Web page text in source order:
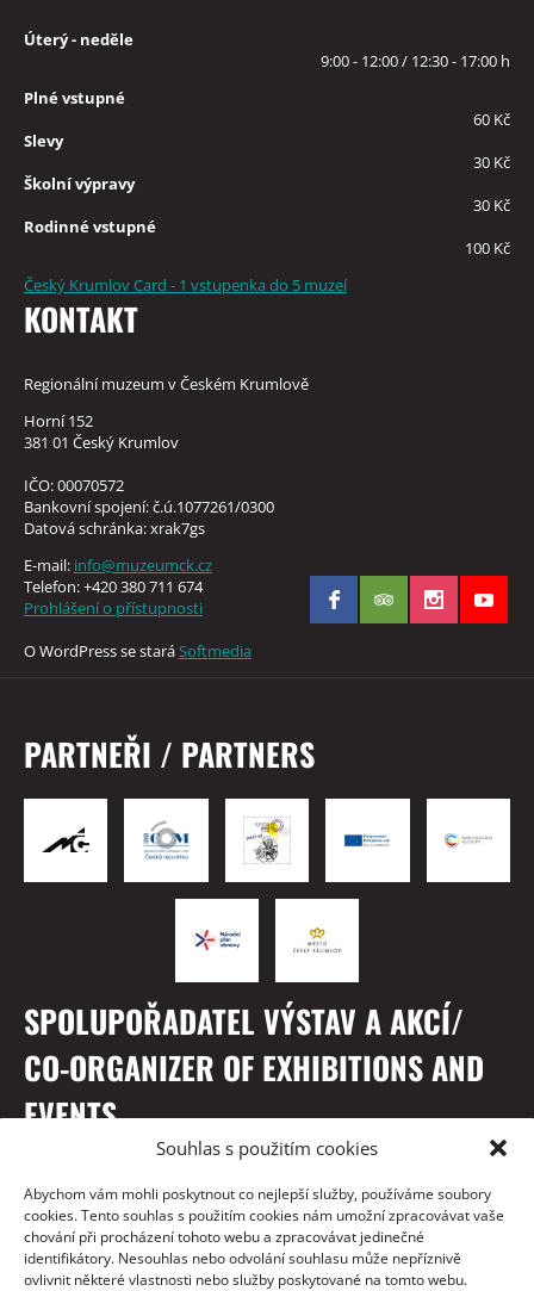
Souhlas s použitím cookies
Abychom vám mohli poskytnout co nejlepší služby, používáme soubory
cookies. Tento souhlas s použitím cookies nám umožní zpracovávat vaše
chování při procházení tohoto webu a zpracovávat jedinečné
identifikátory. Nesouhlas nebo odvolání souhlasu může nepříznivě
ovlivnit některé vlastnosti nebo služby poskytované na tomto webu.
Úterý - neděle
9:00 - 12:00 / 12:30 - 17:00 h
Plné vstupné
60 Kč
Slevy
30 Kč
Školní výpravy
30 Kč
Rodinné vstupné
100 Kč
Český Krumlov Card - 1 vstupenka do 5 muzeí
KONTAKT
Regionální muzeum v Českém Krumlově
Horní 152
381 01 Český Krumlov
IČO: 00070572
Bankovní spojení: č.ú.1077261/0300
Datová schránka: xrak7gs
E-mail: info@muzeumck.cz
Telefon: +420 380 711 674
Prohlášení o přístupnosti
O WordPress se staráSoftmedia
PARTNEŘI / PARTNERS
SPOLUPOŘADATEL VÝSTAV A AKCÍ/
CO-ORGANIZER OF EXHIBITIONS AND
EVENTS